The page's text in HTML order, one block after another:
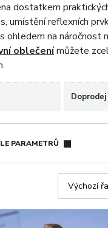
dostatkem
umístění reflexních
ohledem na náročnost
oblečenímůžete
Doprodej
PARAMETRŮ
Výchozí